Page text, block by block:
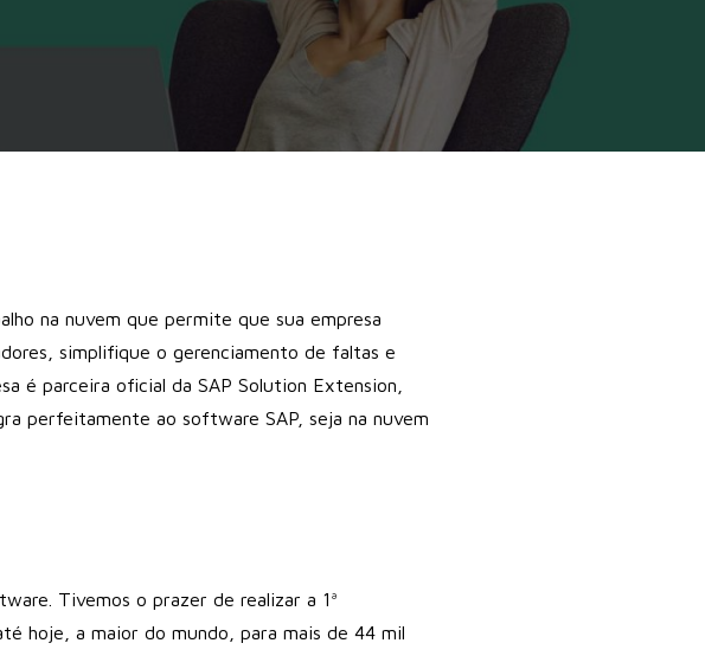
na nuvem que permite que sua empresa
simplifique o gerenciamento de faltas e
é parceira oficial da SAP Solution Extension,
perfeitamente ao software SAP, seja na nuvem
Tivemos o prazer de realizar a 1ª
hoje, a maior do mundo, para mais de 44 mil